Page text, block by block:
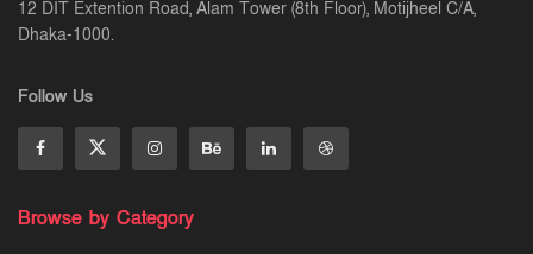
12 DIT Extention Road, Alam Tower (8th Floor), Motijheel C/A,
Dhaka-1000.
Follow Us
Browse by Category